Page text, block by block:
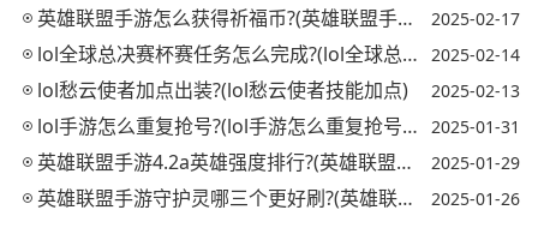
英雄联盟手游怎么获得祈福币?(英雄联盟手游怎么许愿) 2025-02-17
lol全球总决赛杯赛任务怎么完成?(lol全球总决赛奖杯) 2025-02-14
lol愁云使者加点出装?(lol愁云使者技能加点) 2025-02-13
lol手游怎么重复抢号?(lol手游怎么重复抢号教程) 2025-01-31
英雄联盟手游4.2a英雄强度排行?(英雄联盟手游2.4版本英雄强度) 2025-01-29
英雄联盟手游守护灵哪三个更好刷?(英雄联盟手游守护者) 2025-01-26